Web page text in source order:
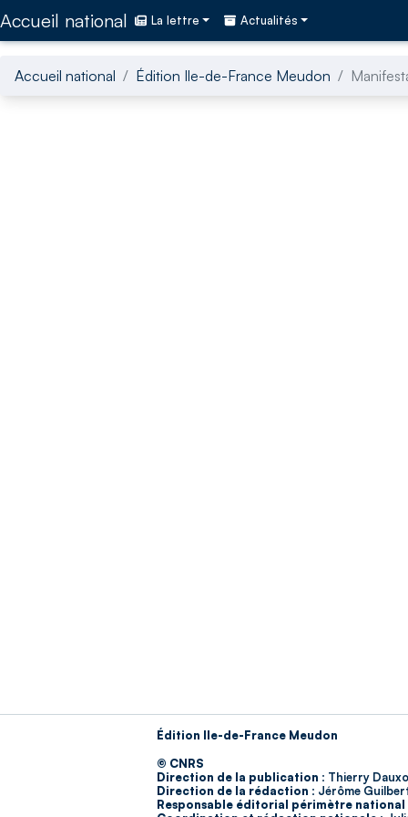
Accueil national La lettre Actualités
Accueil national Édition Ile-de-France Meudon
Édition Ile-de-France Meudon
© CNRS
Direction de la publication : Thierry
Direction de la rédaction : Jérôme
Responsable éditorial périmètre national